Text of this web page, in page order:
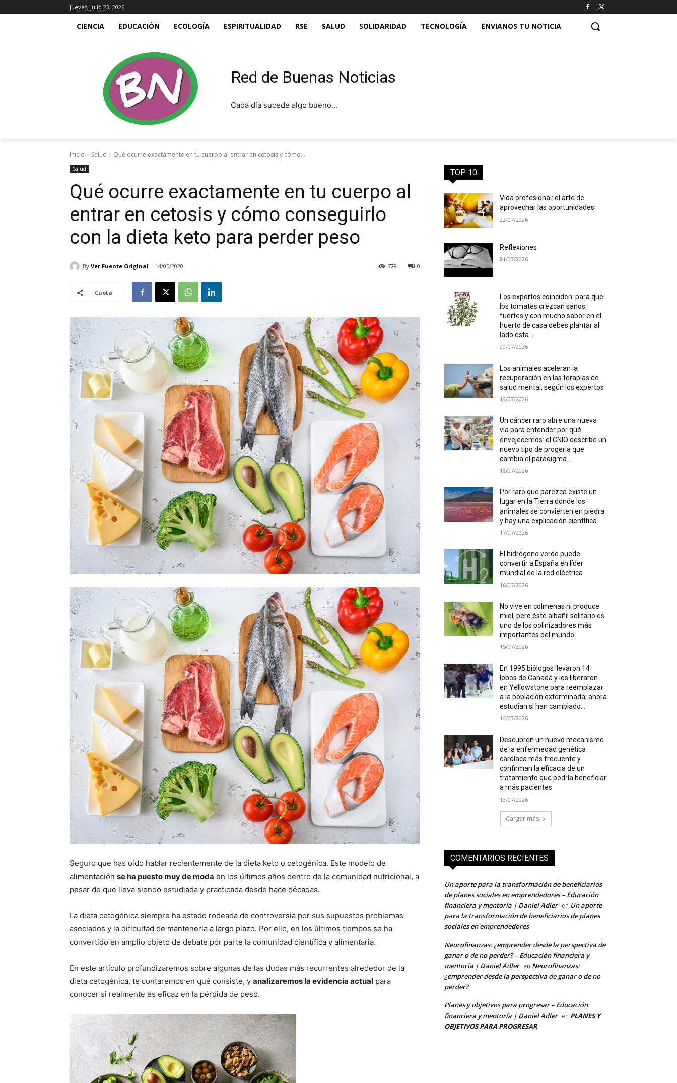
jueves, julio 23, 2026
CIENCIA EDUCACIÓN ECOLOGÍA ESPIRITUALIDAD RSE SALUD SOLIDARIDAD TECNOLOGÍA ENVIANOS TU NOTICIA
Red de Buenas Noticias
Cada día sucede algo bueno...
Inicio Salud Qué ocurre exactamente en tu cuerpo al entrar en cetosis y cómo...
Salud
Qué ocurre exactamente en tu cuerpo al
entrar en cetosis y cómo conseguirlo
con la dieta keto para perder peso
By Ver Fuente Original 14/05/2020 0
728
Cuota
Seguro que has oído hablar recientemente de la dieta keto o cetogénica. Este modelo de
alimentación se ha puesto muy de moda en los últimos años dentro de la comunidad nutricional, a
pesar de que lleva siendo estudiada y practicada desde hace décadas.
La dieta cetogénica siempre ha estado rodeada de controversia por sus supuestos problemas
asociados y la dificultad de mantenerla a largo plazo. Por ello, en los últimos tiempos se ha
convertido en amplio objeto de debate por parte la comunidad científica y alimentaria.
En este artículo profundizaremos sobre algunas de las dudas más recurrentes alrededor de la
dieta cetogénica, te contaremos en qué consiste, y analizaremos la evidencia actual para
conocer si realmente es eficaz en la pérdida de peso.
TOP 10
Vida profesional: el arte de
aprovechar las oportunidades
22/07/2026
Reflexiones
21/07/2026
Los expertos coinciden: para que
los tomates crezcan sanos,
fuertes y con mucho sabor en el
huerto de casa debes plantar al
lado esta...
20/07/2026
Los animales aceleran la
recuperación en las terapias de
salud mental, según los expertos
19/07/2026
Un cáncer raro abre una nueva
vía para entender por qué
envejecemos: el CNIO describe un
nuevo tipo de progeria que
cambia el paradigma...
18/07/2026
Por raro que parezca existe un
lugar en la Tierra donde los
animales se convierten en piedra
y hay una explicación científica
17/07/2026
El hidrógeno verde puede
convertir a España en líder
mundial de la red eléctrica
16/07/2026
No vive en colmenas ni produce
miel, pero éste albañil solitario es
uno de los polinizadores más
importantes del mundo
15/07/2026
En 1995 biólogos llevaron 14
lobos de Canadá y los liberaron
en Yellowstone para reemplazar
a la población exterminada; ahora
estudian si han cambiado...
14/07/2026
Descubren un nuevo mecanismo
de la enfermedad genética
cardíaca más frecuente y
confirman la eficacia de un
tratamiento que podría beneficiar
a más pacientes
13/07/2026
Cargar más
COMENTARIOS RECIENTES
Un aporte para la transformación de beneficiarios
de planes sociales en emprendedores – Educación
financiera y mentoría | Daniel Adler en Un aporte
para la transformación de beneficiarios de planes
sociales en emprendedores
Neurofinanzas: ¿emprender desde la perspectiva de
ganar o de no perder? – Educación financiera y
mentoría | Daniel Adler en Neurofinanzas:
¿emprender desde la perspectiva de ganar o de no
perder?
Planes y objetivos para progresar – Educación
financiera y mentoría | Daniel Adler en PLANES Y
OBJETIVOS PARA PROGRESAR